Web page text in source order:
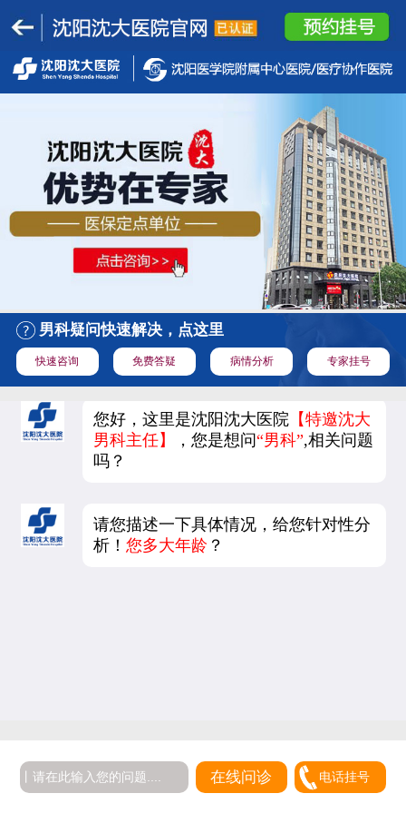
男科疑问快速解决，点这里
快速咨询 免费答疑 病情分析 专家挂号
您好，这里是沈阳沈大医院 【特邀沈大
男科主任】
，您是想问“男科”,相关问题
吗？
请您描述一下具体情况，给您针对性分
析！您多大年龄 ？
在线问诊 电话挂号